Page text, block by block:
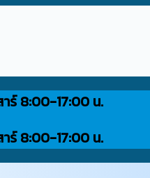
ร์ 8:00-17:00 น.
ร์ 8:00-17:00 น.